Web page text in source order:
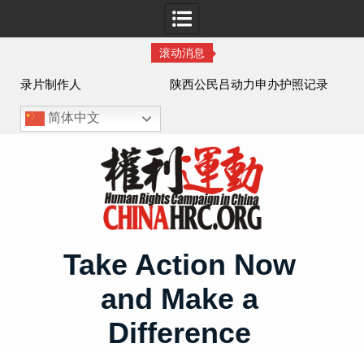
滚动消息
陕西公民吕动力申办护照记录
简体中文
Take Action Now
and Make a
Difference